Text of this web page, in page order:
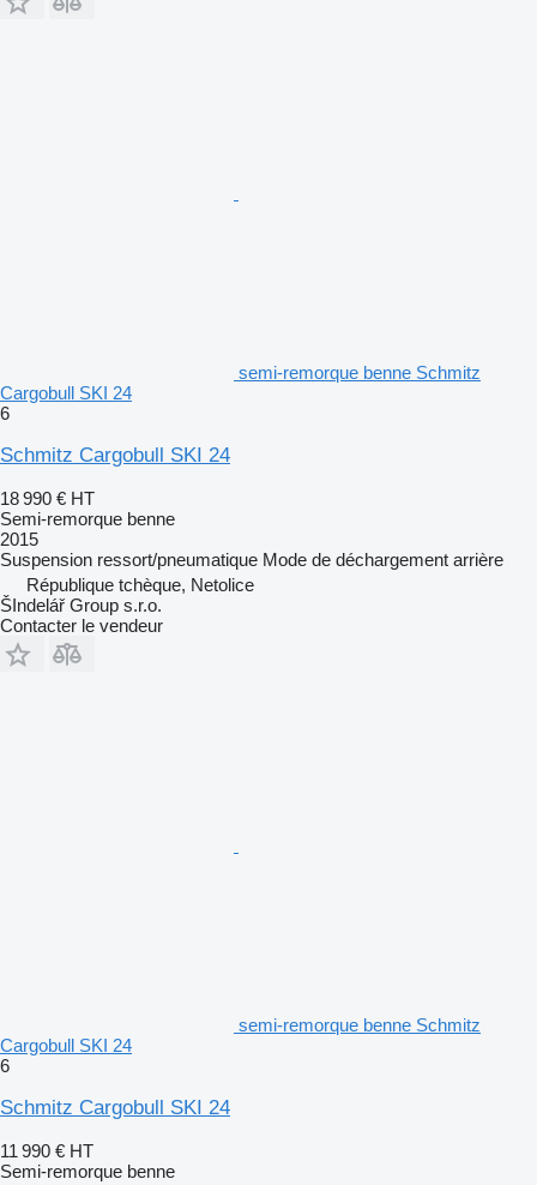
semi-remorque benne Schmitz
Cargobull SKI 24
6
Schmitz Cargobull SKI 24
18 990 € HT
Semi-remorque benne
2015
Suspension ressort/pneumatique Mode de déchargement arrière
République tchèque, Netolice
ŠIndelář Group s.r.o.
Contacter le vendeur
semi-remorque benne Schmitz
Cargobull SKI 24
6
Schmitz Cargobull SKI 24
11 990 € HT
Semi-remorque benne